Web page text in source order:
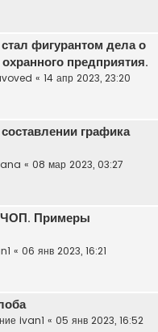
фигурантом дела о
предприятия.
« 14 апр 2023, 23:20
графика
« 08 мар 2023, 03:27
ЧОП. Примеры
« 06 янв 2023, 16:21
ivan1 « 05 янв 2023, 16:52